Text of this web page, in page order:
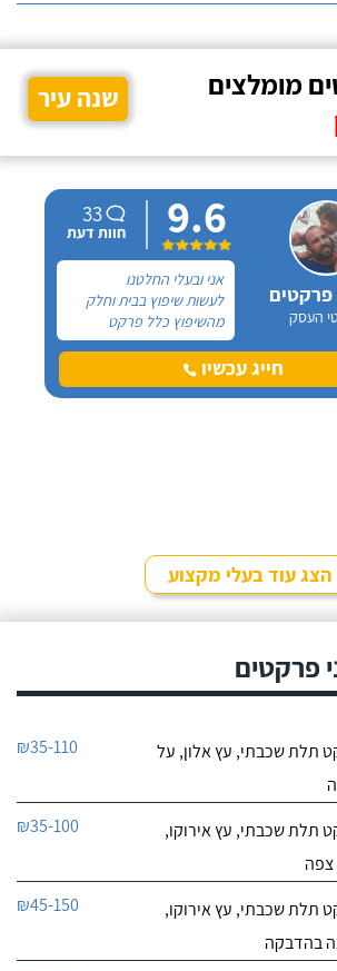
מומלצים
שנה עיר
העסק
9.6
33
חוות דעת
אני ובעלי החלטנו
לעשות שיפוץ בבית וחלק
מהשיפוץ כלל פרקט
למינציה שיותקן מעל
הריצוף (הישן) הקיים. קנינו
את הפרקט מחנות חיצונית
חייג עכשיו
הצג עוד בעלי מקצוע
פרקטים
תלת שכבתי, עץ אלון, על
₪35-110
תלת שכבתי, עץ אירוקו,
צפה
₪35-100
תלת שכבתי, עץ אירוקו,
בהדבקה
₪45-150